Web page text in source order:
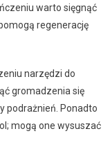
warto sięgnąć
regenerację
narzędzi do
gromadzenia się
podrażnień. Ponadto
mogą one wysuszać